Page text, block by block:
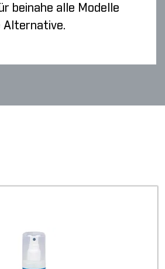
beinahe alle Modelle
Alternative.